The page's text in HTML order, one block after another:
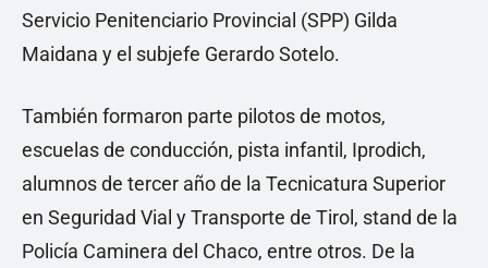
Servicio Penitenciario Provincial (SPP) Gilda
Maidana y el subjefe Gerardo Sotelo.
También formaron parte pilotos de motos,
escuelas de conducción, pista infantil, Iprodich,
alumnos de tercer año de la Tecnicatura Superior
en Seguridad Vial y Transporte de Tirol, stand de la
Policía Caminera del Chaco, entre otros. De la